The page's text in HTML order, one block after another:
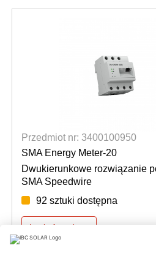
Przedmiot nr: 3400100950
SMA Energy Meter-20
Dwukierunkowe rozwiązanie
SMA Speedwire
92 sztuki dostępna
Login for prices